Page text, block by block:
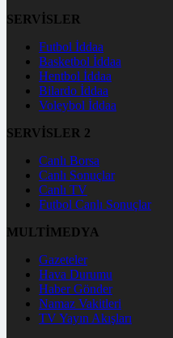
SERVİSLER
Futbol İddaa
Basketbol İddaa
Hentbol İddaa
Bilardo İddaa
Voleybol İddaa
SERVİSLER 2
Canlı Borsa
Canlı Sonuçlar
Canlı TV
Futbol Canlı Sonuçlar
MULTİMEDYA
Gazeteler
Hava Durumu
Haber Gönder
Namaz Vakitleri
TV Yayın Akışları